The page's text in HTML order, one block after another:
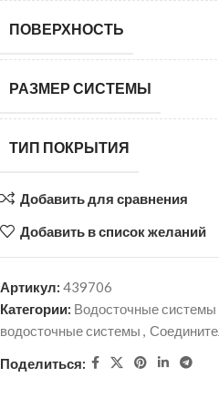
ПОВЕРХНОСТЬ
РАЗМЕР СИСТЕМЫ
ТИП ПОКРЫТИЯ
Добавить для сравнения
Добавить в список желаний
Артикул: 439706
Категории: Водосточные системы
водосточные системы ,
Поделиться: